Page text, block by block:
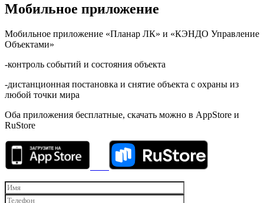
Мобильное приложение
Мобильное приложение «Планар ЛК» и «КЭНДО Управление
Объектами»
-контроль событий и состояния объекта
-дистанционная постановка и снятие объекта с охраны из
любой точки мира
Оба приложения бесплатные, скачать можно в AppStore и
RuStore